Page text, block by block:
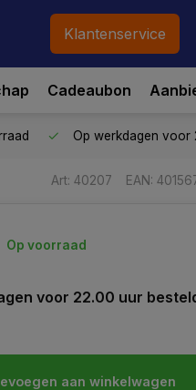
Klantenservice
Cadeaubon
Op werkdagen
Art: 40207 EAN:
Op voorraad
voor 22.00 uur
aan winkelwagen